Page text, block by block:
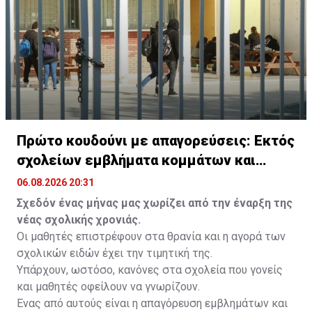
Πρώτο κουδούνι με απαγορεύσεις: Εκτός
σχολείων εμβλήματα κομμάτων και
ομάδων
06.08.2026 20:31
Σχεδόν ένας μήνας μας χωρίζει από την έναρξη της
νέας σχολικής χρονιάς.
Οι μαθητές επιστρέφουν στα θρανία και η αγορά των
σχολικών ειδών έχει την τιμητική της.
Υπάρχουν, ωστόσο, κανόνες στα σχολεία που γονείς
και μαθητές οφείλουν να γνωρίζουν.
Ένας από αυτούς είναι η απαγόρευση εμβλημάτων και